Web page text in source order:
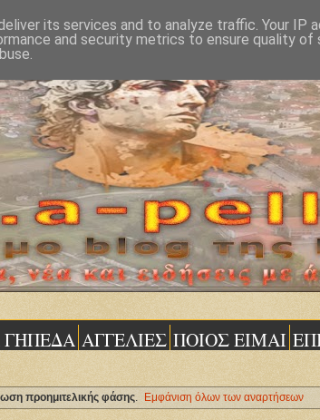
ΓΗΠΕΔΑ ΑΓΓΕΛΙΕΣ ΠΟΙΟΣ ΕΙΜΑΙ
προημιτελικής φάσης. Εμφάνιση όλων των αναρτήσεων
its services and to analyze traffic. Your IP
and security metrics to ensure quality of